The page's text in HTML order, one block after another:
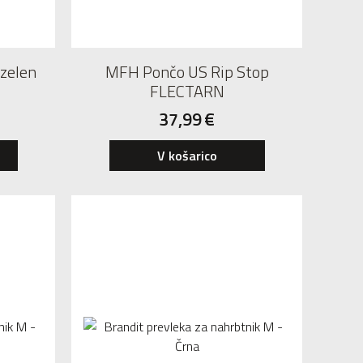
MFH Pončo US Rip Stop
FLECTARN
37,99€
V košarico